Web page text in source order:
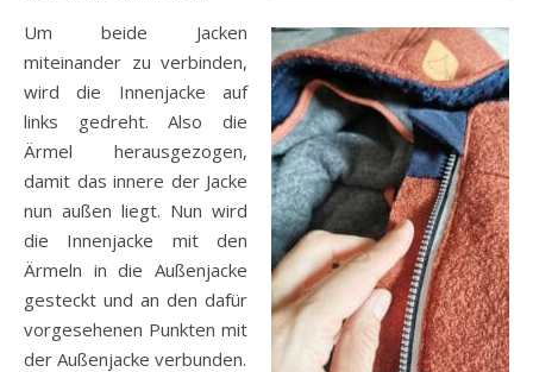
Um beide Jacken
miteinander zu verbinden,
wird die Innenjacke auf
links gedreht. Also die
Ärmel herausgezogen,
damit das innere der Jacke
nun außen liegt. Nun wird
die Innenjacke mit den
Ärmeln in die Außenjacke
gesteckt und an den dafür
vorgesehenen Punkten mit
der Außenjacke verbunden.